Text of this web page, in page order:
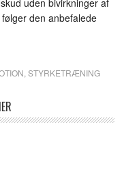
uden bivirkninger af
den anbefalede
STYRKETRÆNING